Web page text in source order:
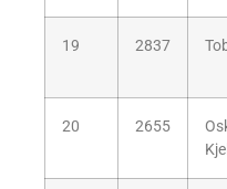
19 2837
20 2655